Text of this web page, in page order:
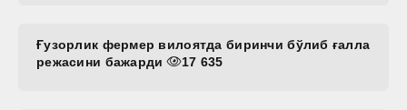
Ғузорлик фермер вилоятда биринчи бўлиб ғалла
режасини бажарди
17 635